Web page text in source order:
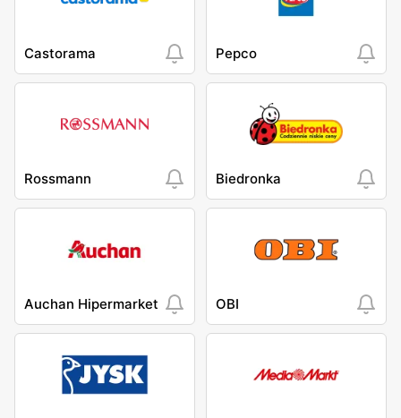
Castorama Pepco
Rossmann Biedronka
Auchan Hipermarket OBI